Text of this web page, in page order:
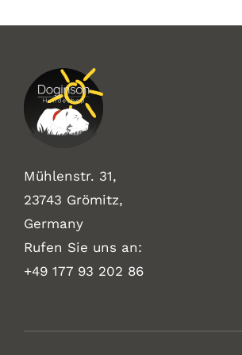
Mühlenstr. 31,
23743 Grömitz,
Germany
Rufen Sie uns an:
+49 177 93 202 86